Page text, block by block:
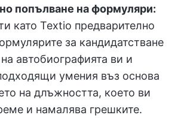
попълване на формуляри:
като Textio предварително
за кандидатстване
автобиографията ви и
умения въз основа
на длъжността, което ви
и намалява грешките.